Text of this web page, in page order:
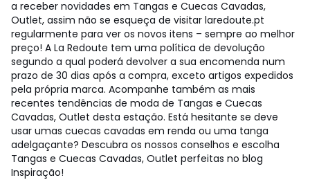
a receber novidades em Tangas e Cuecas Cavadas,
Outlet, assim não se esqueça de visitar laredoute.pt
regularmente para ver os novos itens – sempre ao melhor
preço! A La Redoute tem uma política de devolução
segundo a qual poderá devolver a sua encomenda num
prazo de 30 dias após a compra, exceto artigos expedidos
pela própria marca. Acompanhe também as mais
recentes tendências de moda de Tangas e Cuecas
Cavadas, Outlet desta estação. Está hesitante se deve
usar umas cuecas cavadas em renda ou uma tanga
adelgaçante? Descubra os nossos conselhos e escolha
Tangas e Cuecas Cavadas, Outlet perfeitas no blog
Inspiração!